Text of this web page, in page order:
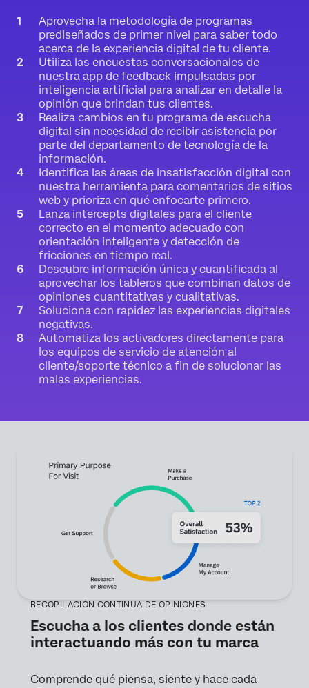
Aprovecha la metodología de programas
prediseñados de primer nivel para saber todo
acerca de la experiencia digital de tu cliente.
Utiliza las encuestas conversacionales de
nuestra app de feedback impulsadas por
inteligencia artificial para analizar en detalle la
opinión que brindan tus clientes.
Realiza cambios en tu programa de escucha
digital sin necesidad de recibir asistencia por
parte del departamento de tecnología de la
información.
Identifica las áreas de insatisfacción digital con
nuestra herramienta para comentarios de sitios
web y prioriza en qué enfocarte primero.
Lanza intercepts digitales para el cliente
correcto en el momento adecuado con
orientación inteligente y detección de
fricciones en tiempo real.
Descubre información única y cuantificada al
aprovechar los tableros que combinan datos de
opiniones cuantitativas y cualitativas.
Soluciona con rapidez las experiencias digitales
negativas.
Automatiza los activadores directamente para
los equipos de servicio de atención al
cliente/soporte técnico a fin de solucionar las
malas experiencias.
RECOPILACIÓN CONTINUA DE OPINIONES
Escucha a los clientes donde están
interactuando más con tu marca
Comprende qué piensa, siente y hace cada